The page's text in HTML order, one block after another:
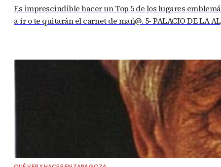
Es imprescindible hacer un Top 5 de los lugares
a ir o te quitarán el carnet de mañ@. 5- PALACIO DE LA